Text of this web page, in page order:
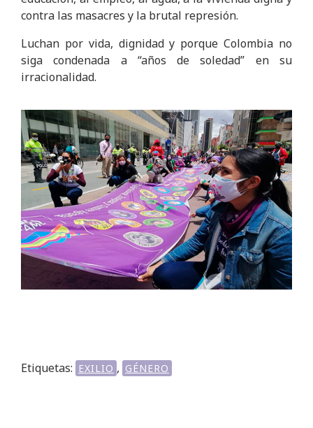
contra las masacres y la brutal represión.
Luchan por vida, dignidad y porque Colombia no
siga condenada a “años de soledad” en su
irracionalidad.
Etiquetas: EXILIO , GÉNERO